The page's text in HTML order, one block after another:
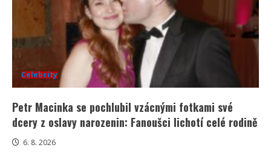
Celebrity
Petr Macinka se pochlubil vzácnými fotkami své
dcery z oslavy narozenin: Fanoušci lichotí celé rodině
6. 8. 2026